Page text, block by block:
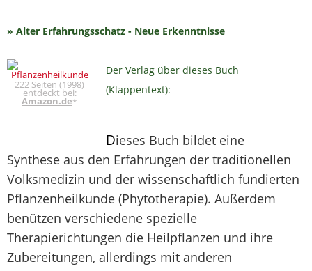
» Alter Erfahrungsschatz - Neue Erkenntnisse
222 Seiten (1998)
entdeckt bei:
Amazon.de*
Der Verlag über dieses Buch
(Klappentext):
Dieses Buch bildet eine
Synthese aus den Erfahrungen der traditionellen
Volksmedizin und der wissenschaftlich fundierten
Pflanzenheilkunde (Phytotherapie). Außerdem
benützen verschiedene spezielle
Therapierichtungen die Heilpflanzen und ihre
Zubereitungen, allerdings mit anderen